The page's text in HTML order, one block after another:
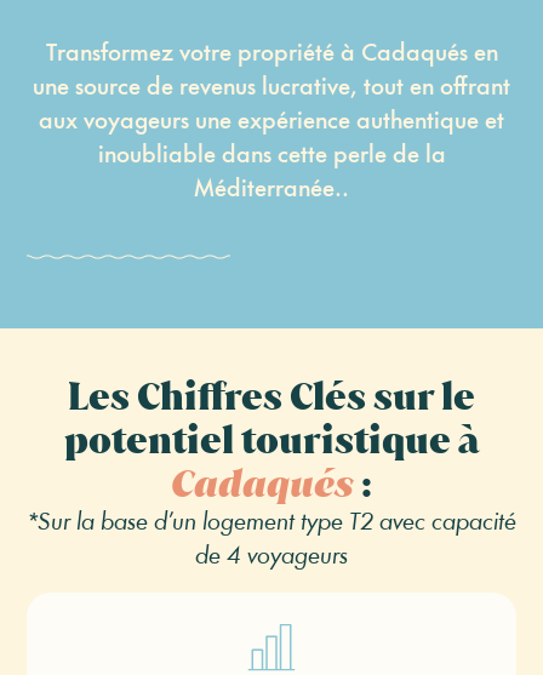
Transformez votre propriété à Cadaqués en
une source de revenus lucrative, tout en offrant
aux voyageurs une expérience authentique et
inoubliable dans cette perle de la
Méditerranée..
Les Chiffres Clés sur le
potentiel touristique à
Cadaqués:
*Sur la base d’un logement type T2 avec capacité
de 4 voyageurs